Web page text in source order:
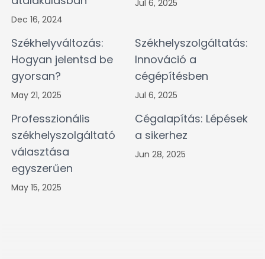
Dec 16, 2024
Jul 6, 2025
Székhelyváltozás:
Hogyan jelentsd be
gyorsan?
May 21, 2025
Székhelyszolgáltatás:
Innováció a
cégépítésben
Jul 6, 2025
Professzionális
székhelyszolgáltató
választása
egyszerűen
May 15, 2025
Cégalapítás: Lépések
a sikerhez
Jun 28, 2025